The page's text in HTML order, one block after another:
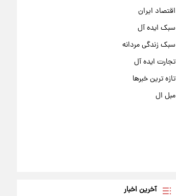
اقتصاد ایران
سبک ایده آل
سبک زندگی مردانه
تجارت ایده آل
تازه ترین خبرها
مبل ال
آخرین اخبار